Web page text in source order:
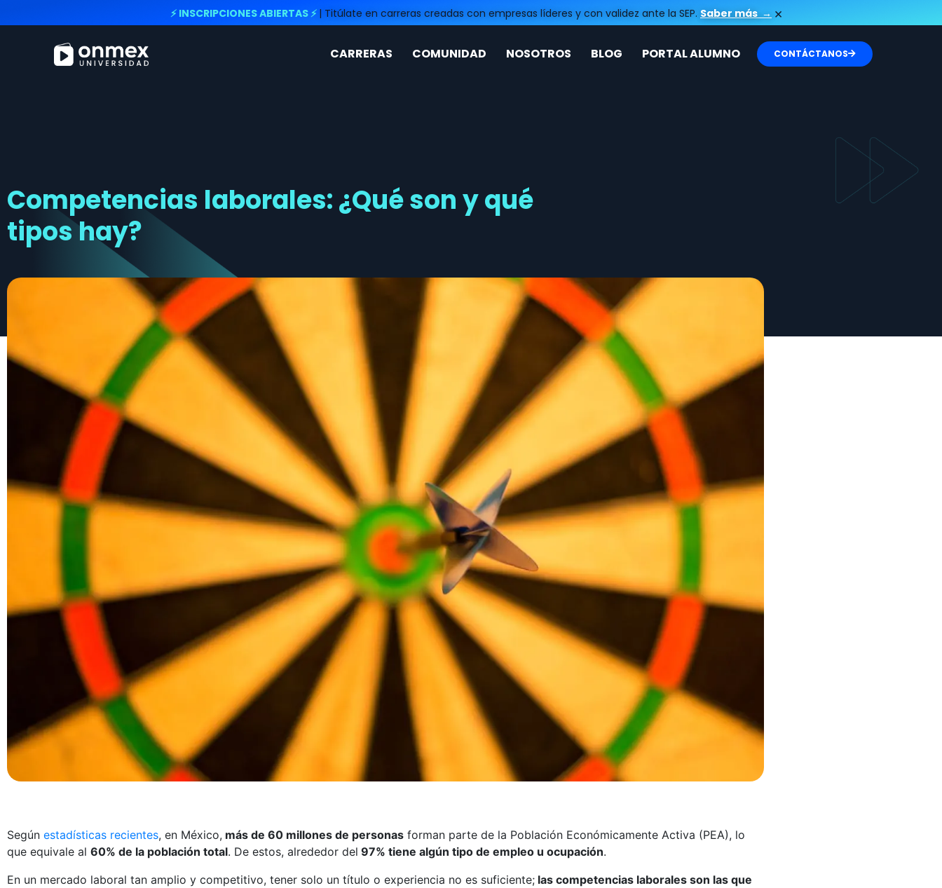
⚡ INSCRIPCIONES ABIERTAS ⚡ | Titúlate en carreras creadas con empresas líderes y con validez ante la SEP. Saber más → ×
CARRERAS COMUNIDAD NOSOTROS BLOG PORTAL ALUMNO CONTÁCTANOS
Competencias laborales: ¿Qué son y qué
tipos hay?
Según estadísticas recientes, en México, más de 60 millones de personas forman parte de la Población Económicamente Activa (PEA), lo
que equivale al 60% de la población total. De estos, alrededor del 97% tiene algún tipo de empleo u ocupación.
En un mercado laboral tan amplio y competitivo, tener solo un título o experiencia no es suficiente; las competencias laborales son las que